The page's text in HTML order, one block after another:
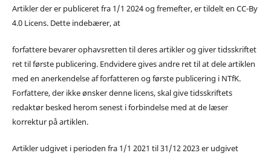
Artikler der er publiceret fra 1/1 2024 og fremefter, er tildelt en CC-By
4.0 Licens. Dette indebærer, at
forfattere bevarer ophavsretten til deres artikler og giver tidsskriftet
ret til første publicering. Endvidere gives andre ret til at dele artiklen
med en anerkendelse af forfatteren og første publicering i NTfK.
Forfattere, der ikke ønsker denne licens, skal give tidsskriftets
redaktør besked herom senest i forbindelse med at de læser
korrektur på artiklen.
Artikler udgivet i perioden fra 1/1 2021 til 31/12 2023 er udgivet